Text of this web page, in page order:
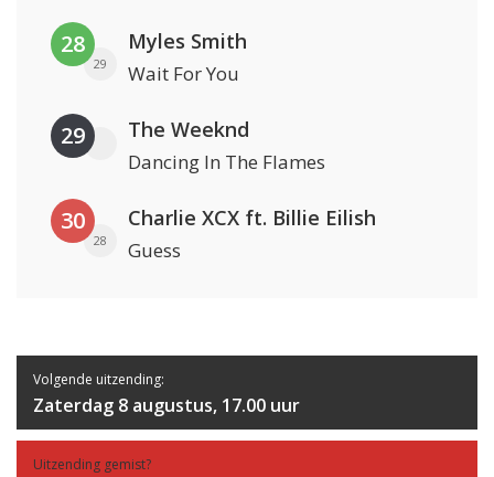
28
29
Myles Smith
Wait For You
29 The Weeknd
Dancing In The Flames
30
28
Charlie XCX ft. Billie Eilish
Guess
Volgende uitzending:
Zaterdag 8 augustus, 17.00 uur
Uitzending gemist?